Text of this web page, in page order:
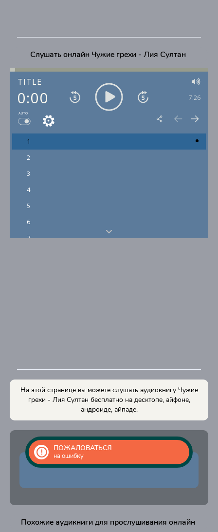
Слушать онлайн Чужие грехи - Лия Султан
TITLE
0:00 7:26
AUTO
1
2
3
4
5
6
7
16
17
19
20
21
25
На этой странице вы можете слушать аудиокнигу Чужие
грехи - Лия Султан бесплатно на десктопе, айфоне,
андроиде, айпаде.
ПОЖАЛОВАТЬСЯ
на ошибку
Похожие аудикниги для прослушивания онлайн